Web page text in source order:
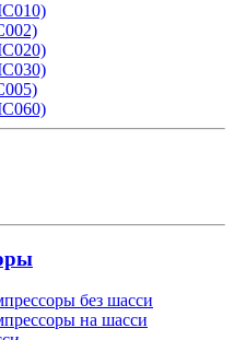
без шасси
на шасси